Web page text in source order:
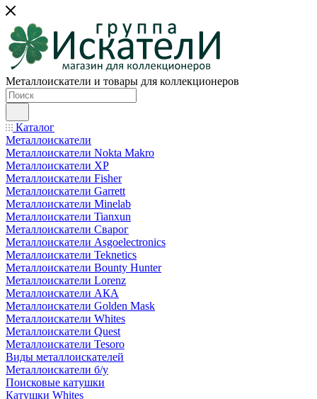
Металлоискатели и товары для коллекционеров
Каталог
Металлоискатели
Металлоискатели Nokta Makro
Металлоискатели XP
Металлоискатели Fisher
Металлоискатели Garrett
Металлоискатели Minelab
Металлоискатели Tianxun
Металлоискатели Сварог
Металлоискатели Asgoelectronics
Металлоискатели Teknetics
Металлоискатели Bounty Hunter
Металлоискатели Lorenz
Металлоискатели АКА
Металлоискатели Golden Mask
Металлоискатели Whites
Металлоискатели Quest
Металлоискатели Tesoro
Виды металлоискателей
Металлоискатели б/у
Поисковые катушки
Катушки Whites